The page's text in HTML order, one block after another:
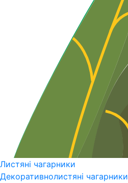
Листяні чагарники
Декоративнолистяні чагарники